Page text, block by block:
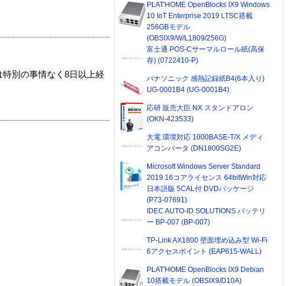
別の事情なく8日以上経
PLAT'HOME OpenBlocks IX9 Windows
10 IoT Enterprise 2019 LTSC搭載
256GBモデル
(OBSIX9/W/L1809/256G)
富士通 POS-Cサーマルロール紙(高保
存) (0722410-P)
パナソニック 感熱記録紙B4(6本入り)
UG-0001B4 (UG-0001B4)
応研 販売大臣 NX スタンドアロン
(OKN-423533)
大電 環境対応 1000BASE-T/X メディ
アコンバータ (DN1800SG2E)
Microsoft Windows Server Standard
2019 16コアライセンス 64bitWin対応
日本語版 5CAL付 DVDパッケージ
(P73-07691)
IDEC AUTO-ID SOLUTIONS バッテリ
ー BP-007 (BP-007)
TP-Link AX1800 壁面埋め込み型 Wi-Fi
6アクセスポイント (EAP615-WALL)
PLAT'HOME OpenBlocks IX9 Debian
10搭載モデル (OBSIX9/D10A)